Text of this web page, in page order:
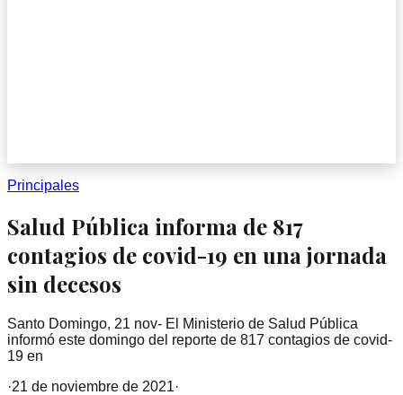
Principales
Salud Pública informa de 817
contagios de covid-19 en una jornada
sin decesos
Santo Domingo, 21 nov- El Ministerio de Salud Pública
informó este domingo del reporte de 817 contagios de covid-
19 en
·21 de noviembre de 2021·